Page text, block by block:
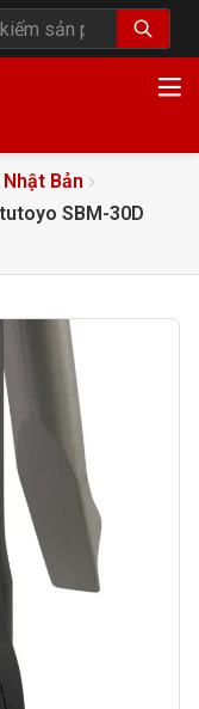
sản phẩm
Bản
SBM-30D